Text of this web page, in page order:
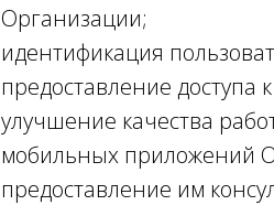
Организации;
идентификация
предоставление доступа
улучшение качества
мобильных приложений
предоставление им